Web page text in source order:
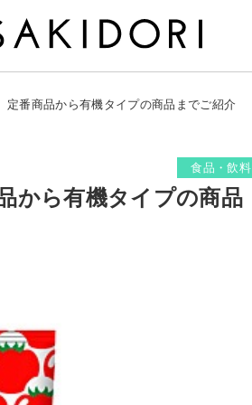
定番商品から有機タイプの商品までご紹介
食品・飲料
から有機タイプの商品